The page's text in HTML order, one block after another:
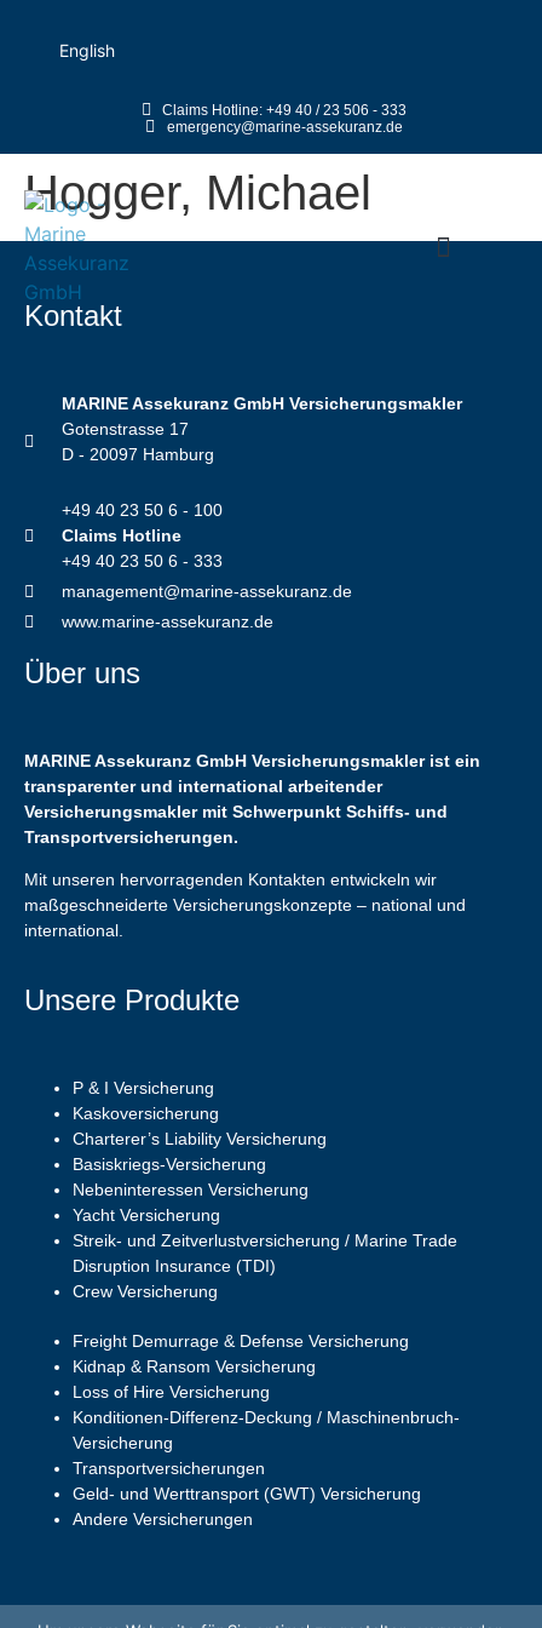
English
Claims Hotline: +49 40 / 23 506 - 333
emergency@marine-assekuranz.de
Hogger, Michael
Kontakt
MARINE Assekuranz GmbH Versicherungsmakler
Gotenstrasse 17
D - 20097 Hamburg
+49 40 23 50 6 - 100
Claims Hotline
+49 40 23 50 6 - 333
management@marine-assekuranz.de
www.marine-assekuranz.de
Über uns
MARINE Assekuranz GmbH Versicherungsmakler ist ein
transparenter und international arbeitender
Versicherungsmakler mit Schwerpunkt Schiffs- und
Transportversicherungen.
Mit unseren hervorragenden Kontakten entwickeln wir
maßgeschneiderte Versicherungskonzepte – national und
international.
Unsere Produkte
P & I Versicherung
Kaskoversicherung
Charterer’s Liability Versicherung
Basiskriegs-Versicherung
Nebeninteressen Versicherung
Yacht Versicherung
Streik- und Zeitverlustversicherung / Marine Trade
Disruption Insurance (TDI)
Crew Versicherung
Freight Demurrage & Defense Versicherung
Kidnap & Ransom Versicherung
Loss of Hire Versicherung
Konditionen-Differenz-Deckung / Maschinenbruch-
Versicherung
Transportversicherungen
Geld- und Werttransport (GWT) Versicherung
Andere Versicherungen